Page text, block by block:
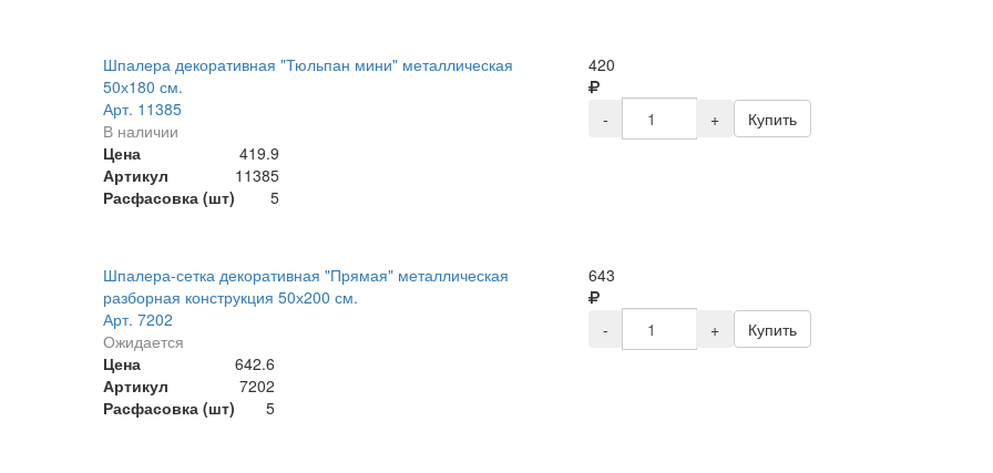
Шпалера декоративная "Тюльпан мини" металлическая
50х180 см.
Арт. 11385
В наличии
Цена
419.9
Артикул
11385
Расфасовка (шт)
5
420
- + Купить
Шпалера-сетка декоративная "Прямая" металлическая
разборная конструкция 50х200 см.
Арт. 7202
Ожидается
Цена
642.6
Артикул
7202
Расфасовка (шт)
5
643
- + Купить